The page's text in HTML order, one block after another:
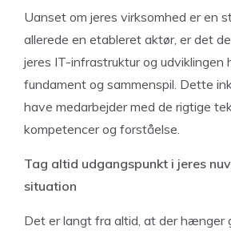
Uanset om jeres virksomhed er en
allerede en etableret aktør, er det
jeres IT-infrastruktur og udviklingen
fundament og sammenspil. Dette
have medarbejder med de rigtige
kompetencer og forståelse.
Tag altid udgangspunkt i jeres
situation
Det er langt fra altid, at der hænger